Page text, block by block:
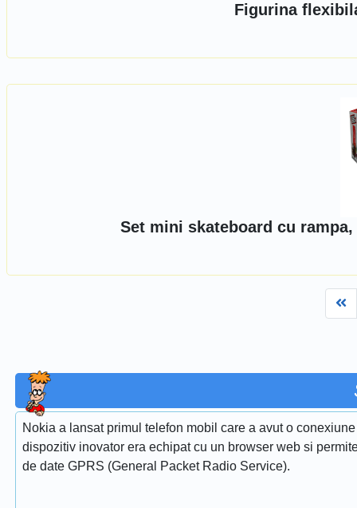
Figurina
Set mini skateboard cu rampa,
Nokia a lansat primul telefon mobil care a avut o
dispozitiv inovator era echipat cu un browser web si
de date GPRS (General Packet Radio Service).